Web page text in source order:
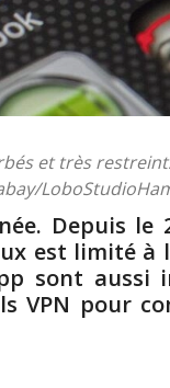
et très
Depuis le
est limité à
sont aussi
VPN pour